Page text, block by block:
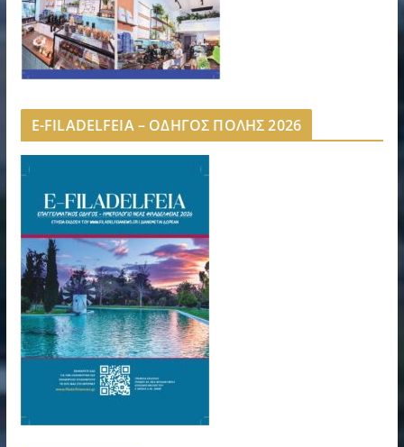
E-FILADELFEIA – ΟΔΗΓΟΣ ΠΟΛΗΣ 2026